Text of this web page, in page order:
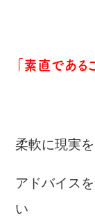
「素直である
柔軟に現実
アドバイス
い